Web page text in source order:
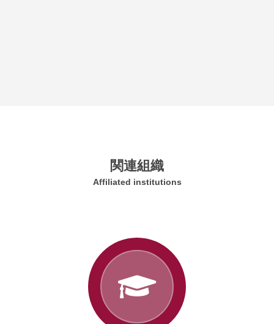
関連組織
Affiliated institutions